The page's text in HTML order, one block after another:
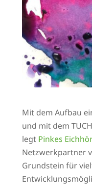
Mit dem Aufbau
und mit dem
legt Pinkes
Netzwerkpartner
Grundstein für